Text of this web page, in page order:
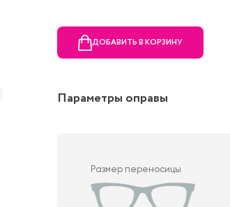
ДОБАВИТЬ В КОРЗИНУ
Параметры оправы
Размер переносицы